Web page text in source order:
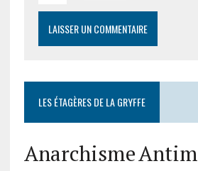
LES ÉTAGÈRES DE LA GRYFFE
Anarchisme